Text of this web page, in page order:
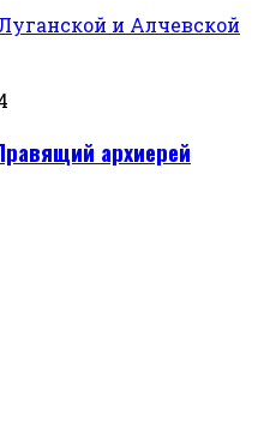
и Алчевской
архиерей